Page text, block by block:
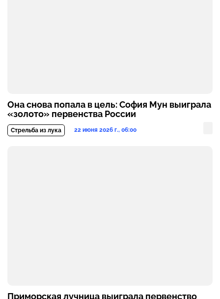
Она снова попала в цель: София Мун выиграла
«золото» первенства России
Стрельба из лука 22 июня 2026 г., 06:00
Приморская лучница выиграла первенство